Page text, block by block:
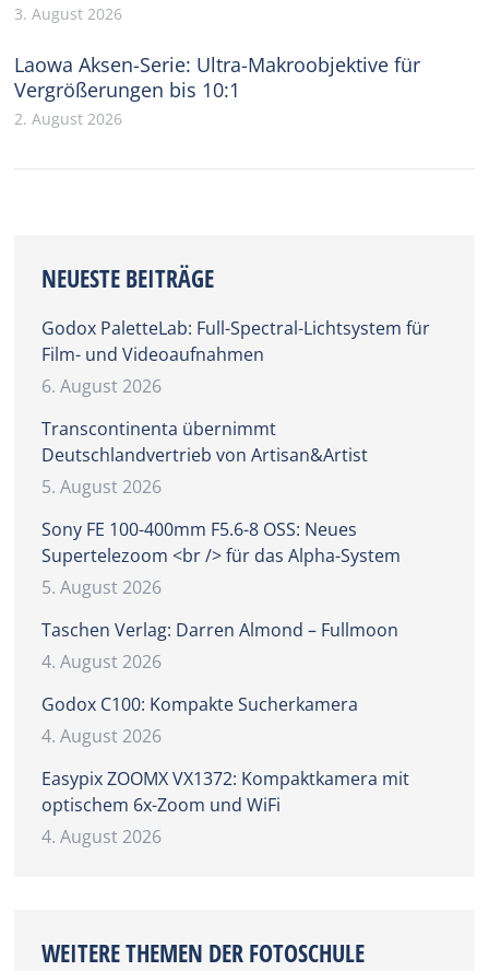
3. August 2026
Laowa Aksen-Serie: Ultra-Makroobjektive für
Vergrößerungen bis 10:1
2. August 2026
NEUESTE BEITRÄGE
Godox PaletteLab: Full-Spectral-Lichtsystem für
Film- und Videoaufnahmen
6. August 2026
Transcontinenta übernimmt
Deutschlandvertrieb von Artisan&Artist
5. August 2026
Sony FE 100-400mm F5.6-8 OSS: Neues
Supertelezoom <br /> für das Alpha-System
5. August 2026
Taschen Verlag: Darren Almond – Fullmoon
4. August 2026
Godox C100: Kompakte Sucherkamera
4. August 2026
Easypix ZOOMX VX1372: Kompaktkamera mit
optischem 6x-Zoom und WiFi
4. August 2026
WEITERE THEMEN DER FOTOSCHULE